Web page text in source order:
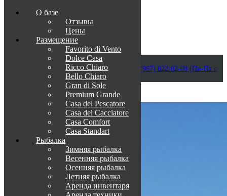
Приветствуем в Венеции на Каспии!
info@otdih-v-astrakhani.ru Как нас найти
+7 (967) 822-02-08 (Пн-Пт с
09:00 до 18:00)
Забронировать
О базе
Отзывы
Цены
Размещение
Favorito di Vento
Dolce Casa
Ricco Chiaro
Bello Chiaro
Gran di Sole
Premium Grande
Casa del Pescatore
Casa del Cacсiatore
Casa Comfort
Casa Standart
Рыбалка
Зимняя рыбалка
Весенняя рыбалка
Осенняя рыбалка
Летняя рыбалка
Аренда инвентаря